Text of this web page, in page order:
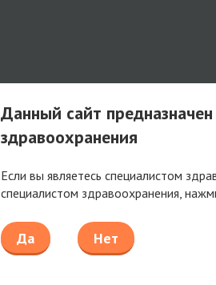
Данный сайт
здравоохранения
Если вы являетесь специалистом
специалистом здравоохранения,
Да Нет